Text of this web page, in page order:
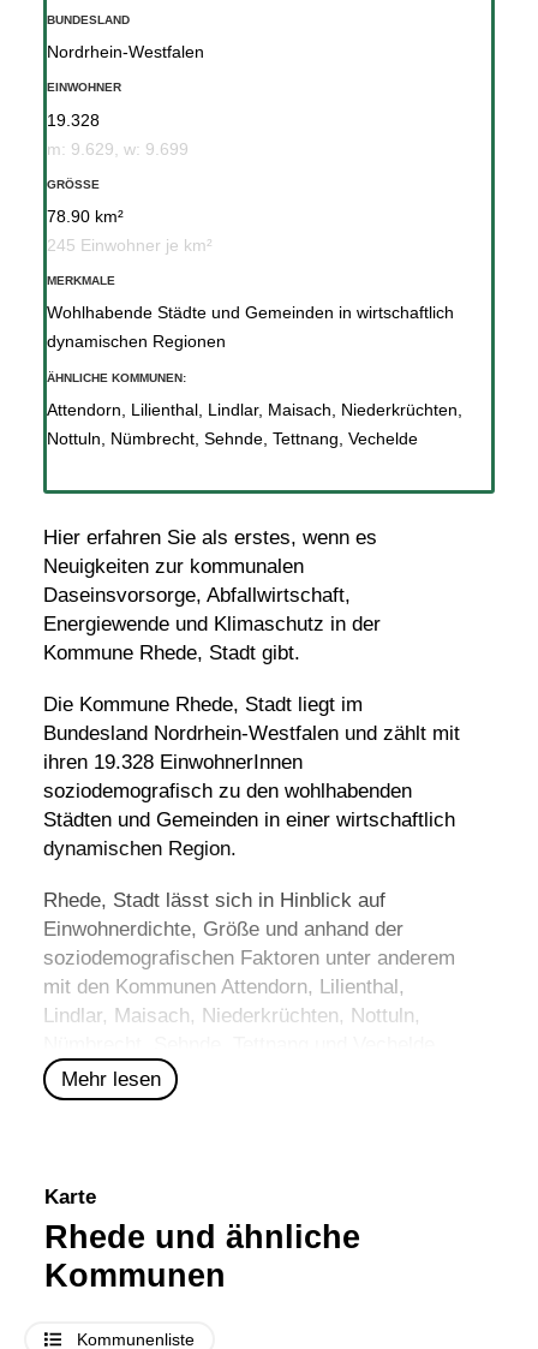
Hier erfahren Sie als erstes, wenn es
Neuigkeiten zur kommunalen
Daseinsvorsorge, Abfallwirtschaft,
Energiewende und Klimaschutz in der
Kommune Rhede, Stadt gibt.
Die Kommune Rhede, Stadt liegt im
Bundesland Nordrhein-Westfalen und zählt mit
ihren 19.328 EinwohnerInnen
soziodemografisch zu den wohlhabenden
Städten und Gemeinden in einer wirtschaftlich
dynamischen Region.
Rhede, Stadt lässt sich in Hinblick auf
Einwohnerdichte, Größe und anhand der
soziodemografischen Faktoren unter anderem
mit den Kommunen Attendorn, Lilienthal ,
Lindlar, Maisach, Niederkrüchten, Nottuln,
vergleichen.
Mehr lesen
BUNDESLAND
Nordrhein-Westfalen
EINWOHNER
19.328
m: 9.629, w: 9.699
GRÖSSE
78.90 km²
245 Einwohner je km²
MERKMALE
Wohlhabende Städte und Gemeinden in wirtschaftlich
dynamischen Regionen
ÄHNLICHE KOMMUNEN:
Attendorn Lilienthal, Lindlar, Maisach Niederkrüchten
Nottuln
Nümbrecht, Sehnde, Tettnang Vechelde
Karte
Rhede und ähnliche
Kommunen
Kommunenliste